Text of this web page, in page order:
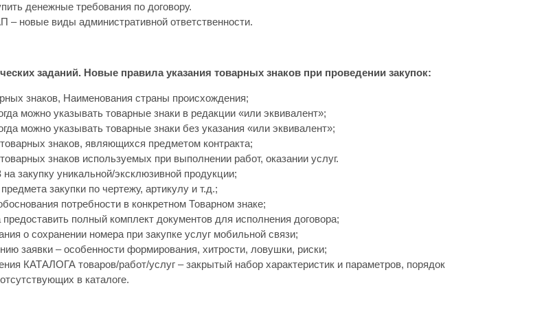
денежные требования по договору.
– новые виды административной ответственности.
заданий. Новые правила указания товарных знаков при проведении закупок:
знаков, Наименования страны происхождения;
можно указывать товарные знаки в редакции «или эквивалент»;
можно указывать товарные знаки без указания «или эквивалент»;
знаков, являющихся предметом контракта;
знаков используемых при выполнении работ, оказании услуг.
на закупку уникальной/эксклюзивной продукции;
закупки по чертежу, артикулу и т.д.;
потребности в конкретном Товарном знаке;
предоставить полный комплект документов для исполнения договора;
о сохранении номера при закупке услуг мобильной связи;
заявки – особенности формирования, хитрости, ловушки, риски;
КАТАЛОГА товаров/работ/услуг – закрытый набор характеристик и параметров, порядок
в каталоге.